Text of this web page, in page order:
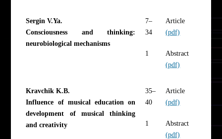
Sergin V.Ya.
Consciousness and thinking:
neurobiological mechanisms
7–
34
1
Article
(pdf)
Abstract
(pdf)
Kravchik K.B.
Influence of musical education on
development of musical thinking
and creativity
35–
40
1
Article
(pdf)
Abstract
(pdf)